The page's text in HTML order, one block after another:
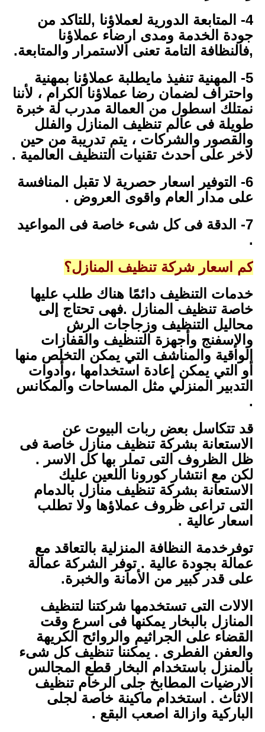
4- المتابعة الدورية لعملاؤنا ,للتاكد من
جودة الخدمة ومدى ارضاء عملاؤنا
,فالنظافة التامة تعنى الاستمرار والمتابعة.
5- المهنية تنفيذ مايطلبة عملاؤنا بمهنية
واحتراف لضمان رضا عملاؤنا الكرام ، لأننا
نمتلك اسطول من العمالة مدرب لة خبرة
طويلة فى عالم تنظيف المنازل والفلل
والقصور والشركات ، يتم تدريبة من حين
لاخر على احدث تقنيات التنظيف العالمية .
6- التوفير اسعار حصرية لا تقبل المنافسة
على مدار العام واقوى العروض .
7- الدقة فى كل شىء خاصة فى المواعيد
.
كم اسعار شركة تنظيف المنازل؟
خدمات التنظيف دائمًا هناك طلب عليها
خاصة تنظيف المنازل .فهى تحتاج إلى
محاليل التنظيف وزجاجات الرش
والإسفنج وأجهزة التنظيف والقفازات
الواقية والمناشف التي يمكن التخلص منها
أو التي يمكن إعادة استخدامها ،وأدوات
التدبير المنزلي مثل المساحات والمكانس
.
قد تتكاسل بعض ربات البيوت عن
الاستعانة بشركة تنظيف منازل خاصة فى
ظل الظروف التى تملر بها كل الاسر .
لكن مع انتشار كورونا اللعين عليك
الاستعانة بشركة تنظيف منازل بالدمام
التى تراعى ظروف عملاؤها ولا تطلب
اسعار عالية .
توفرخدمة النظافة المنزلية بالتعاقد مع
عمالة بجودة عالية . توفر الشركة عمالة
على قدر كبير من الأمانة والخبرة.
الالات التى تستخدمها شركتنا لتنظيف
المنازل بالبخار يمكنها فى اسرع وقت
القضاء على الجراثيم والروائح الكريهة
والعفن الفطرى . يمكننا تنظيف كل شىء
بالمنزل باستخدام البخار قطع المجالس
الارضيات المطابخ جلى الرخام تنظيف
الاثاث . استخدام ماكينة خاصة لجلى
الباركية وازالة اصعب البقع .